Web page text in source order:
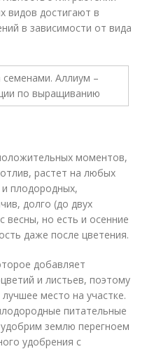
видов достигают в
в зависимости от вида
моментов,
растет на любых
и плодородных,
долго (до двух
весны, но есть и осенние
даже после цветения.
добавляет
и листьев, поэтому
место на участке.
питательные
землю перегноем
удобрения с